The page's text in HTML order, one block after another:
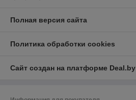
Полная версия сайта
Политика обработки cookies
Сайт создан на платформе Deal.by